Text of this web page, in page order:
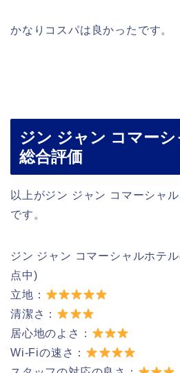
かなりコスパは良かったです。
ジン ジャン コマー
総合評価
以上がジン ジャン コマーシャ
です。
ジン ジャン コマーシャルホテ
点中)
立地：
清潔さ：
居心地のよさ：
Wi-Fiの速さ：